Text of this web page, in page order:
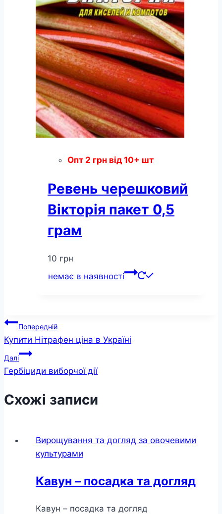
Опт 2 грн від 10+ шт
Ревень черешковий
Вікторія пакет 0,5
грам
10 грн
немає в наявності
Навігація
записів
Попередній
Купити Нітрафен ціна в Україні
Далі
Гербіциди виборчої дії
Схожі записи
Вирощування та догляд за овочевими
культурами
Кавун – посадка та догляд
Кавун – посадка та догляд